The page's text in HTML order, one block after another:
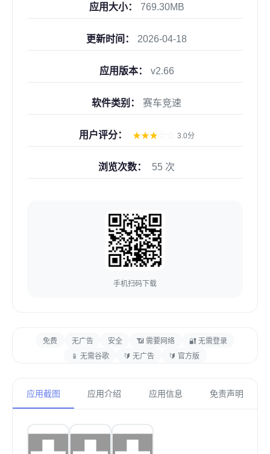
应用大小： 769.30MB
更新时间： 2026-04-18
应用版本： v2.66
软件类别： 赛车竞速
用户评分： ★★★☆ 3.0分
浏览次数： 55 次
手机扫码下载
免费 无广告 安全 📶 需要网络
🔐 无需登录
📱 无需谷歌
🔰 无广告 🔰 官方版
应用截图 应用介绍 应用信息 免责声明